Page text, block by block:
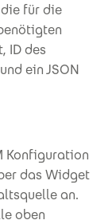
für die
ID des
ein JSON
Konfiguration
das Widget
an.
oben